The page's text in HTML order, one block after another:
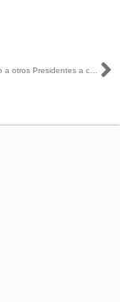
El INE ha citado a otros Presidentes a comparecer: Marco Baños en Capital 21